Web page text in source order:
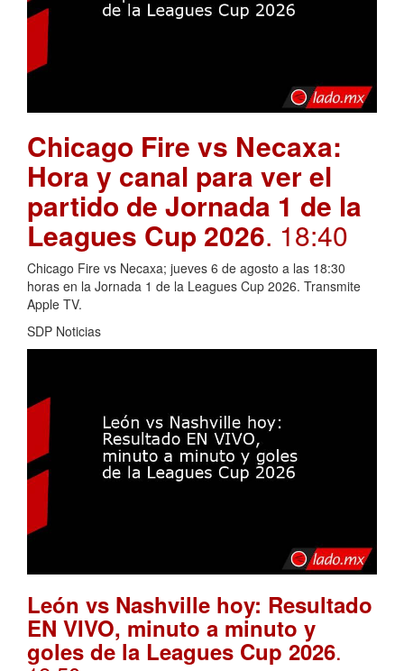
Chicago Fire vs Necaxa:
Hora y canal para ver el
partido de Jornada 1 de la
Leagues Cup 2026. 18:40
Chicago Fire vs Necaxa; jueves 6 de agosto a las 18:30
horas en la Jornada 1 de la Leagues Cup 2026. Transmite
Apple TV.
SDP Noticias
León vs Nashville hoy: Resultado
EN VIVO, minuto a minuto y
goles de la Leagues Cup 2026.